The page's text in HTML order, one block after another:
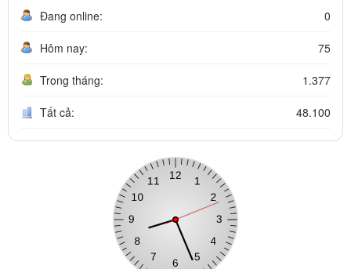
Đang online: 0
Hôm nay: 75
Trong tháng: 1.377
Tất cả: 48.100